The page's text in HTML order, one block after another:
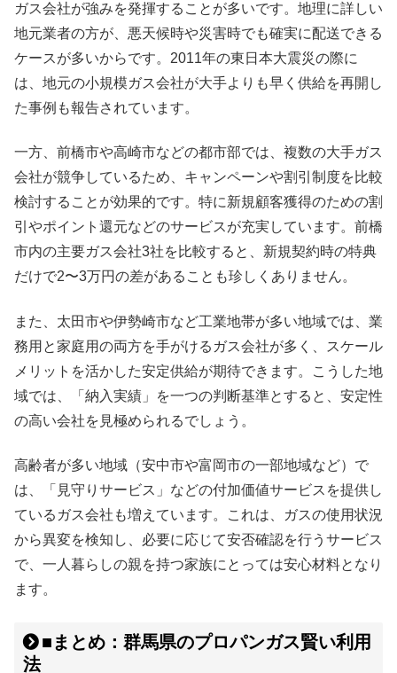
ガス会社が強みを発揮することが多いです。地理に詳しい
地元業者の方が、悪天候時や災害時でも確実に配送できる
ケースが多いからです。2011年の東日本大震災の際に
は、地元の小規模ガス会社が大手よりも早く供給を再開し
た事例も報告されています。
一方、前橋市や高崎市などの都市部では、複数の大手ガス
会社が競争しているため、キャンペーンや割引制度を比較
検討することが効果的です。特に新規顧客獲得のための割
引やポイント還元などのサービスが充実しています。前橋
市内の主要ガス会社3社を比較すると、新規契約時の特典
だけで2〜3万円の差があることも珍しくありません。
また、太田市や伊勢崎市など工業地帯が多い地域では、業
務用と家庭用の両方を手がけるガス会社が多く、スケール
メリットを活かした安定供給が期待できます。こうした地
域では、「納入実績」を一つの判断基準とすると、安定性
の高い会社を見極められるでしょう。
高齢者が多い地域（安中市や富岡市の一部地域など）で
は、「見守りサービス」などの付加価値サービスを提供し
ているガス会社も増えています。これは、ガスの使用状況
から異変を検知し、必要に応じて安否確認を行うサービス
で、一人暮らしの親を持つ家族にとっては安心材料となり
ます。
■まとめ：群馬県のプロパンガス賢い利用
法